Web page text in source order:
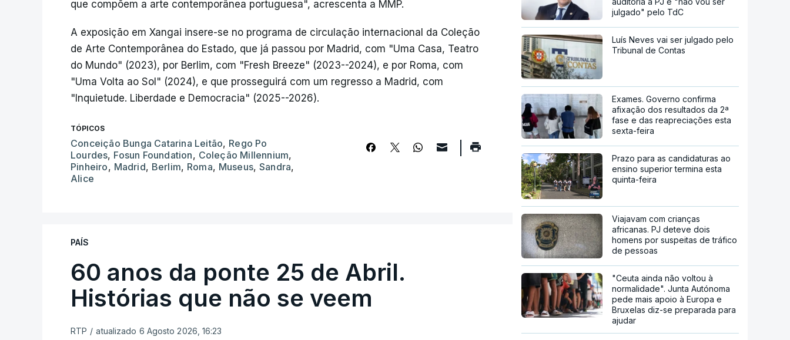
que compõem a arte contemporânea portuguesa", acrescenta a MMP.
A exposição em Xangai insere-se no programa de circulação internacional da Coleção
de Arte Contemporânea do Estado, que já passou por Madrid, com "Uma Casa, Teatro
do Mundo" (2023), por Berlim, com "Fresh Breeze" (2023--2024), e por Roma, com
"Uma Volta ao Sol" (2024), e que prosseguirá com um regresso a Madrid, com
"Inquietude. Liberdade e Democracia" (2025--2026).
TÓPICOS
Conceição Bunga Catarina Leitão, Rego Po
Lourdes, Fosun Foundation, Coleção Millennium,
Pinheiro, Madrid, Berlim, Roma, Museus,Sandra,
Alice
PAÍS
60 anos da ponte 25 de Abril.
Histórias que não se veem
RTP / atualizado 6 Agosto 2026, 16:23
julgado" pelo TdC
Luís Neves vai ser julgado pelo
Tribunal de Contas
Exames. Governo confirma
afixação dos resultados da 2ª
fase e das reapreciações esta
sexta-feira
Prazo para as candidaturas ao
ensino superior termina esta
quinta-feira
Viajavam com crianças
africanas. PJ deteve dois
homens por suspeitas de tráfico
de pessoas
"Ceuta ainda não voltou à
normalidade". Junta Autónoma
pede mais apoio à Europa e
Bruxelas diz-se preparada para
ajudar